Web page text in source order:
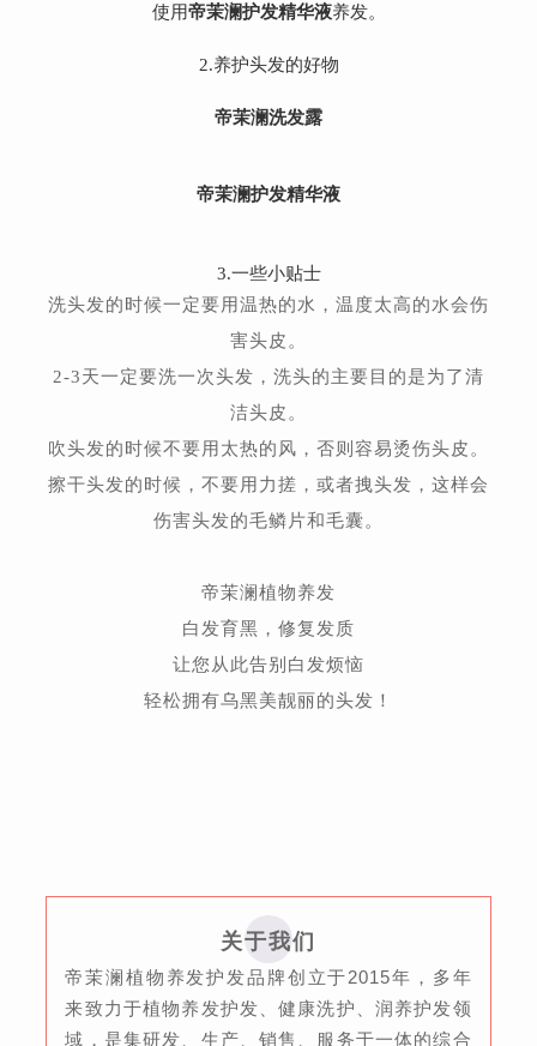
使用帝茉澜护发精华液养发。
2.养护头发的好物
帝茉澜洗发露
帝茉澜护发精华液
3.一些小贴士
洗头发的时候一定要用温热的水，温度太高的水会伤
害头皮。
2-3天一定要洗一次头发，洗头的主要目的是为了清
洁头皮。
吹头发的时候不要用太热的风，否则容易烫伤头皮。
擦干头发的时候，不要用力搓，或者拽头发，这样会
伤害头发的毛鳞片和毛囊。
帝茉澜植物养发
白发育黑，修复发质
让您从此告别白发烦恼
轻松拥有乌黑美靓丽的头发！
关于我们
帝茉澜植物养发护发品牌创立于2015年，多年
来致力于植物养发护发、健康洗护、润养护发领
域，是集研发、生产、销售、服务于一体的综合